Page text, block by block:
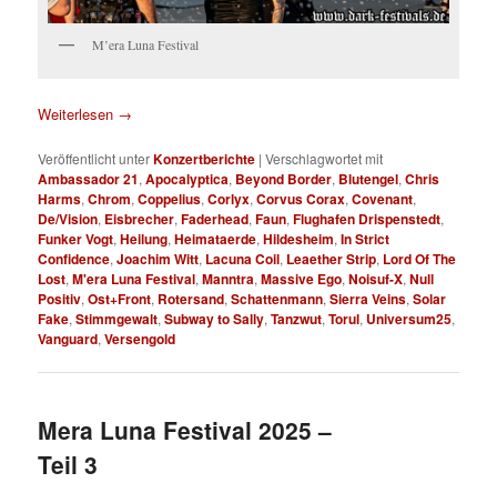
M’era Luna Festival
Weiterlesen →
Veröffentlicht unterKonzertberichte |Verschlagwortet mit
Ambassador 21,Apocalyptica, Beyond Border, Blutengel,Chris
Harms,Chrom,Coppelius,Corlyx,Corvus Corax,Covenant,
De/Vision, Eisbrecher,Faderhead,Faun,Flughafen Drispenstedt,
Funker Vogt,Heilung,Heimataerde,Hildesheim,In Strict
Confidence,Joachim Witt, Lacuna Coil, Leaether Strip, Lord Of The
Lost,M'era Luna Festival,Manntra,Massive Ego,Noisuf-X,Null
Positiv,Ost+Front, Rotersand,Schattenmann,Sierra Veins,Solar
Fake,Stimmgewalt,Subway to Sally,Tanzwut,Torul, Universum25,
Vanguard,Versengold
Mera Luna Festival 2025 –
Teil 3